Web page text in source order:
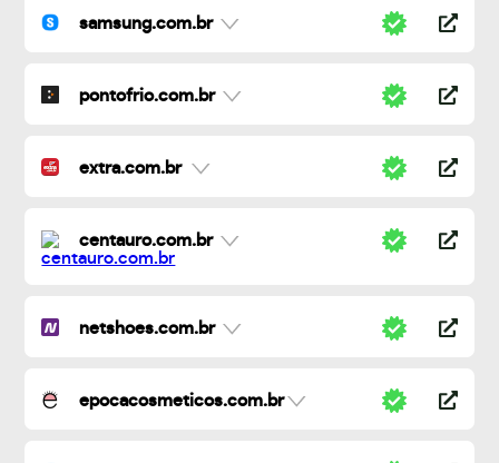
samsung.com.br
pontofrio.com.br
extra.com.br
centauro.com.br
netshoes.com.br
epocacosmeticos.com.br